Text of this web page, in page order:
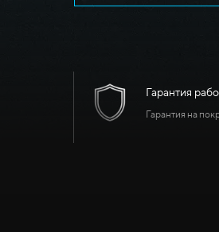
Гарантия
Гарантия на